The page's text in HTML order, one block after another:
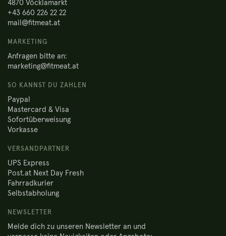
4870 Vöcklamarkt
+43 660 226 22 22
mail@fitmeat.at
MARKETING
Anfragen bitte an:
marketing@fitmeat.at
SO KANNST DU ZAHLEN
Paypal
Mastercard & Visa
Sofortüberweisung
Vorkasse
VERSANDPARTNER
UPS Express
Post.at Next Day Fresh
Fahrradkurier
Selbstabholung
NEWSLETTER
Melde dich zu unseren Newsletter an und